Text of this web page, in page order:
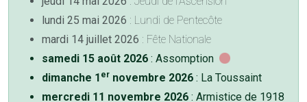
lundi 25 mai 2026 : Lundi de Pentecôte
mardi 14 juillet 2026 : Fête Nationale
samedi 15 août 2026 : Assomption
dimanche 1 er novembre 2026 : La Toussaint
mercredi 11 novembre 2026 : Armistice de 1918